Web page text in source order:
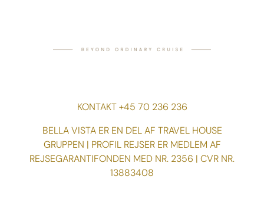
KONTAKT +45 70 236 236
BELLA VISTA ER EN DEL AF TRAVEL HOUSE
GRUPPEN | PROFIL REJSER ER MEDLEM AF
REJSEGARANTIFONDEN MED NR. 2356 | CVR NR.
13883408